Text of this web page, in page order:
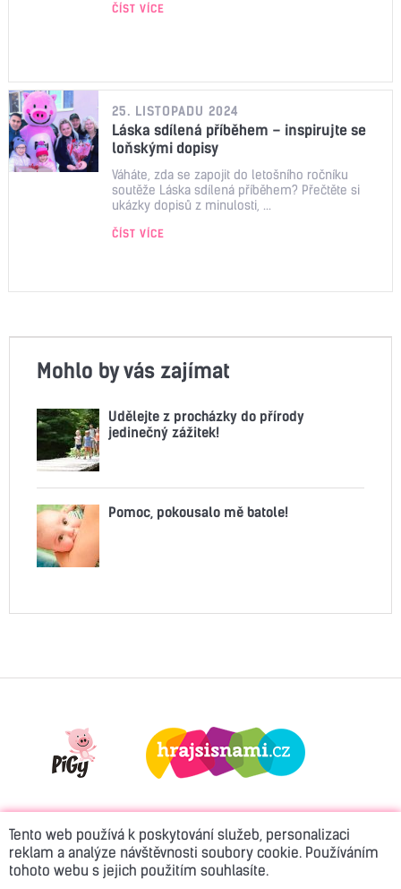
Tento web používá k poskytování služeb, personalizaci
reklam a analýze návštěvnosti soubory cookie. Používáním
tohoto webu s jejich použitím souhlasíte.
ČÍST VÍCE
25. LISTOPADU 2024
Láska sdílená příběhem – inspirujte se
loňskými dopisy
Váháte, zda se zapojit do letošního ročníku
soutěže Láska sdílená příběhem? Přečtěte si
ukázky dopisů z minulosti, ...
ČÍST VÍCE
Mohlo by vás zajímat
Udělejte z procházky do přírody
jedinečný zážitek!
Pomoc, pokousalo mě batole!
© 2026 Active Rádio Kontakt Reklama